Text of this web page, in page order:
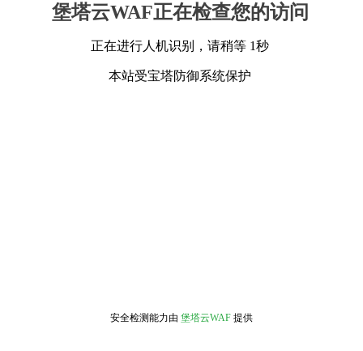
堡塔云WAF正在检查您的访问
正在进行人机识别，请稍等 1秒
本站受宝塔防御系统保护
安全检测能力由 堡塔云WAF 提供